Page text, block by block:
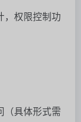
，权限控制功
（具体形式需